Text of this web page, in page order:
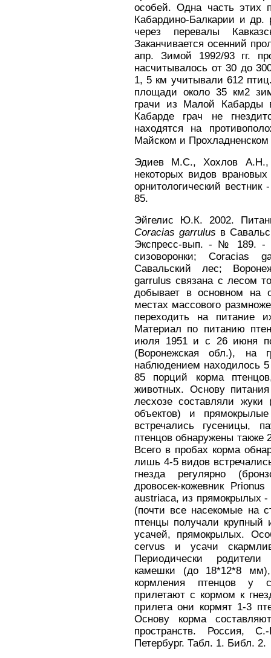
особей. Одна часть этих
Кабардино-Балкарии и др.
через перевалы
Заканчивается осенний
апр. Зимой 1992/93 гг.
насчитывалось от 30 до
1, 5 км учитывали 612
площади около 35 км2
грачи из Малой Кабарды
Кабарде грач не
находятся на
Майском и Прохладненском
Эдиев М.С., Хохлов
некоторых видов
орнитологический
85.
Эйгелис Ю.К. 2002.
Coracias garrulus в
Экспресс-вып. - № 189. -
сизоворонки; Coracias
Савальский лес;
garrulus связана с лесом
добывает в основном на
местах массового
переходить на питание
Материал по питанию
июля 1951 и с 26 июня
(Воронежская обл.), на
наблюдением находилось
85 порций корма
животных. Основу
лесхозе составляли
объектов) и
встречались гусеницы,
птенцов обнаружены
Всего в пробах корма
лишь 4-5 видов
гнезда регулярно
дровосек-кожевник
austriaca, из прямокрылых -
(почти все насекомые на
птенцы получали крупный
усачей, прямокрылых.
cervus и усачи
Периодически
камешки (до 18*12*8 мм),
кормления птенцов у
прилетают с кормом к
прилета они кормят 1-3
Основу корма
пространств. Россия,
Петербург. Табл. 1. Библ. 2.